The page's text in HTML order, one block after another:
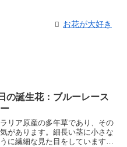
お花が大好き
の誕生花：ブルーレース
リア原産の多年草であり、その
があります。細長い茎に小さな
に繊細な見た目をしています。